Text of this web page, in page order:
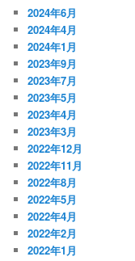
2024年6月
2024年4月
2024年1月
2023年9月
2023年7月
2023年5月
2023年4月
2023年3月
2022年12月
2022年11月
2022年8月
2022年5月
2022年4月
2022年2月
2022年1月